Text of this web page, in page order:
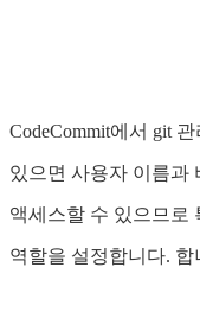
CodeCommit에서 git
있으면 사용자 이름과
액세스할 수 있으므로
역할을 설정합니다. 합